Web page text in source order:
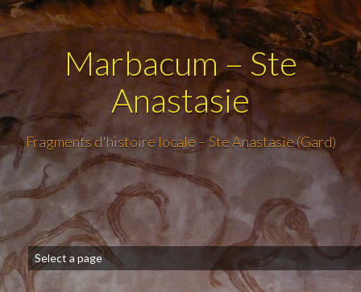
Marbacum – Ste
Anastasie
Fragments d'histoire locale – Ste Anastasie (Gard)